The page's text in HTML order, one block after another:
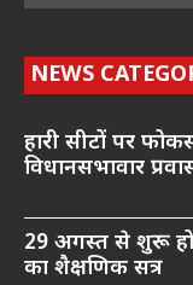
NEWS
हारी सीटों पर
विधानसभावार
29 अगस्त से शुरू
का शैक्षणिक सत्र